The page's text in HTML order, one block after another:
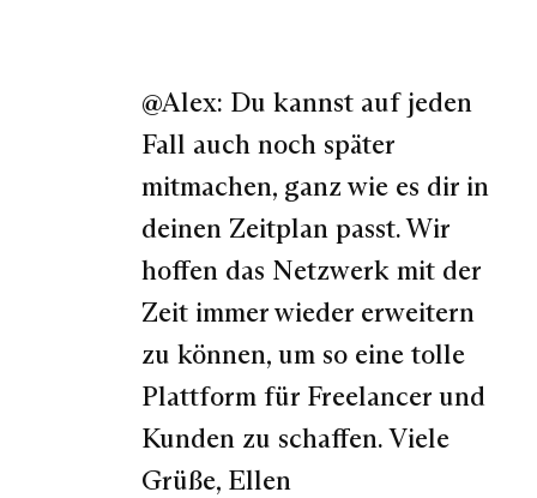
@Alex: Du kannst auf jeden
Fall auch noch später
mitmachen, ganz wie es dir in
deinen Zeitplan passt. Wir
hoffen das Netzwerk mit der
Zeit immer wieder erweitern
zu können, um so eine tolle
Plattform für Freelancer und
Kunden zu schaffen. Viele
Grüße, Ellen